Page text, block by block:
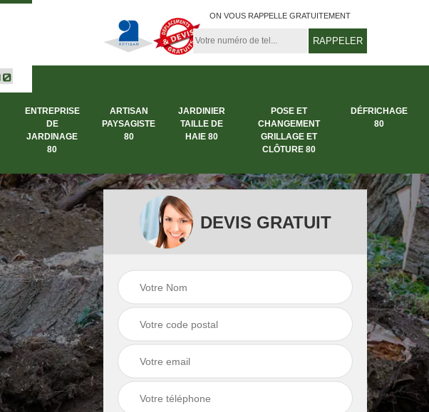
ON VOUS RAPPELLE GRATUITEMENT
ENTREPRISE
DE
JARDINAGE
80
ARTISAN
PAYSAGISTE
80
JARDINIER
TAILLE DE
HAIE 80
POSE ET
CHANGEMENT
GRILLAGE ET
CLÔTURE 80
DÉFRICHAGE
80
Dessouchage arbre
et haie 80
Entreprise abattage
Entreprise de
jardinage 80
DEVIS GRATUIT